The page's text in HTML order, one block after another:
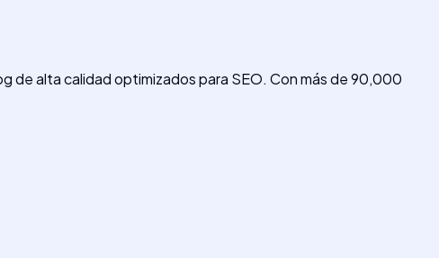
de alta calidad optimizados para SEO. Con más de 90,000